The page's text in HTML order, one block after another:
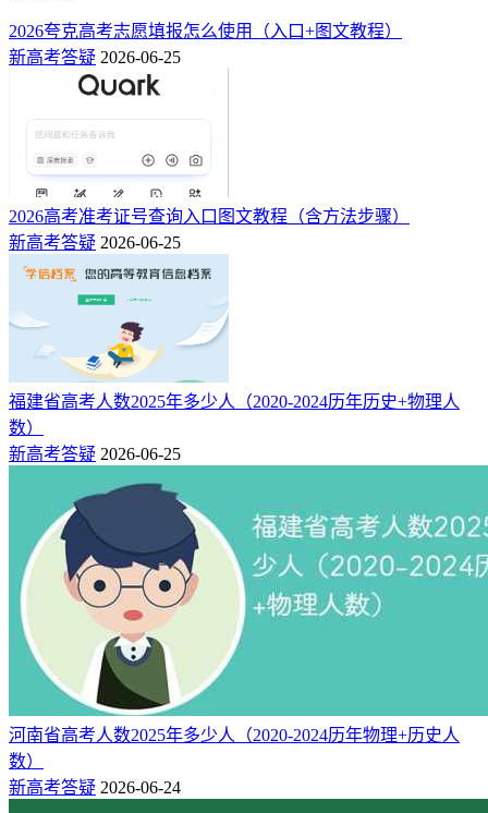
板，可供2026届考生参考：
附：2026宁夏高考志愿填报时间
6月25日至30日：填报本科提前批（A、B段）、本科批（A、
2026夸克高考志愿填报怎么使用（入口+图文教程）
新高考答疑 2026-06-25
2026高考准考证号查询入口图文教程（含方法步骤）
新高考答疑 2026-06-25
福建省高考人数2025年多少人（2020-2024历年历史+物理人
数）
新高考答疑 2026-06-25
河南省高考人数2025年多少人（2020-2024历年物理+历史人
数）
新高考答疑 2026-06-24